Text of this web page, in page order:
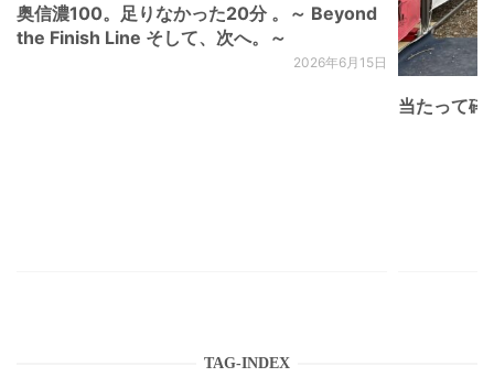
奥信濃100。足りなかった20分 。～ Beyond
the Finish Line そして、次へ。～
2026年6月15日
当たって砕
TAG-INDEX